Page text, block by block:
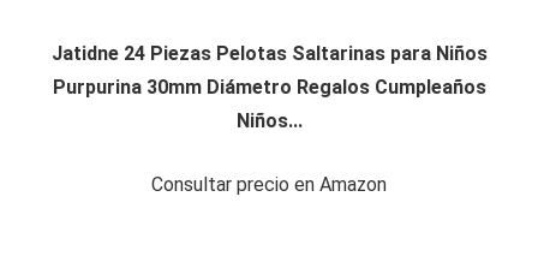
Jatidne 24 Piezas Pelotas Saltarinas para Niños
Purpurina 30mm Diámetro Regalos Cumpleaños
Niños...
Consultar precio en Amazon